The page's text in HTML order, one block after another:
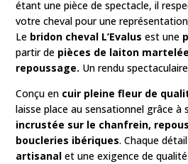
étant une pièce de spectacle, il
votre cheval pour une
Le bridon cheval L’Evalus est une
partir de pièces de laiton
repoussage. Un rendu
Conçu en cuir pleine fleur de
laisse place au sensationnel grâce à
incrustée sur le chanfrein,
boucleries ibériques. Chaque
artisanal et une exigence de